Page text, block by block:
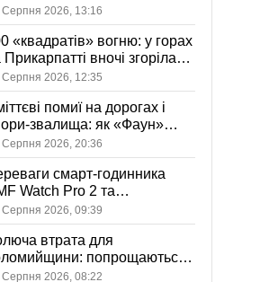
послуги у своєму
Серпня 2026, 13:16
«квадратів» вогню: у горах
Прикарпатті вночі згоріла
є постраждала
Серпня 2026, 12:35
помиї на дорогах і
звалища: як «Фаун»
відходи в Коломиї
Серпня 2026, 20:36
смарт-годинника
Watch Pro 2 та
CMF Buds Pro 2
сучасних користувачів
Серпня 2026, 09:39
втрата для
попрощаються
захисником, який віддав
Серпня 2026, 08:22